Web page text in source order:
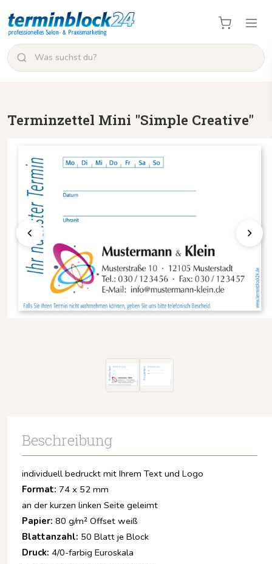
Terminzettel Mini "Simple Creative"
Beschreibung
individuell bedruckt mit Ihrem Text und Logo
Format: 74 x 52 mm
an der kurzen linken Seite geleimt
Papier: 80 g/m² Offset weiß
Blattanzahl: 50 Blatt je Block
Druck: 4/0-farbig Euroskala